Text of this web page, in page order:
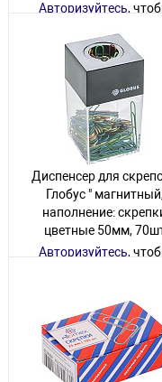
Авторизуйтесь,
19 товаров
Диспенсер для
Глобус "
наполнение:
цветные 50мм,
Авторизуйтесь,